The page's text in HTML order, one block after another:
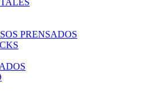
PRENSADOS